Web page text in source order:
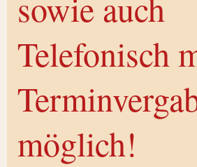
Telefonisch
möglich!